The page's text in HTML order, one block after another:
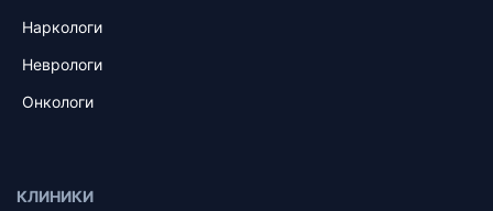
Наркологи
Неврологи
Онкологи
КЛИНИКИ